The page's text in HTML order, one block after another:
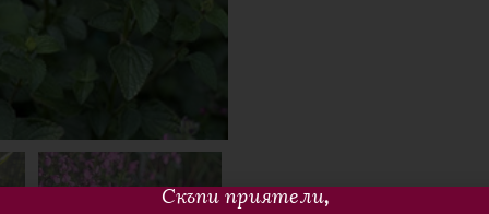
Скъпи приятели,